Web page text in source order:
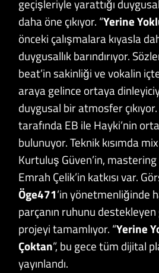
geçişleriyle yarattığı
daha öne çıkıyor. “Yerine
önceki çalışmalara kıyasla
duygusallık barındırıyor.
beat’in sakinliği ve vokalin
araya gelince ortaya
duygusal bir atmosfer
tarafında EB ile Hayki’nin
bulunuyor. Teknik kısımda
Kurtuluş Güven’in,
Emrah Çelik’in katkısı var.
Öge471’in yönetmenliğinde
parçanın ruhunu
projeyi tamamlıyor. “Yerine
Çoktan”, bu gece tüm dijital
yayınlandı.